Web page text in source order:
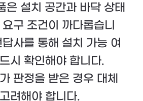
은 설치 공간과 바닥 상태
구 조건이 까다롭습니
사를 통해 설치 가능 여
시 확인해야 합니다.
판정을 받은 경우 대체
려해야 합니다.